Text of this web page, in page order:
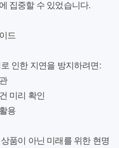
집중할 수 있었습니다.
드
인한 지연을 방지하려면:
미리 확인
용
품이 아닌 미래를 위한 현명